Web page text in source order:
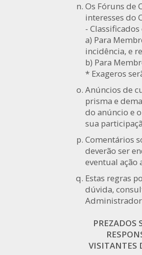
Os Fóruns de
interesses do
-
a) Para
incidência, e
b) Para
* Exageros
Anúncios de
prisma e
do anúncio e
sua
Comentários
deverão ser
eventual ação
Estas regras
dúvida,
Administrador
PREZADOS
VISITANTES